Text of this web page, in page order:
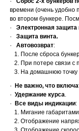
времени (очень удобно
во втором бункере.
· Электронная защита
· Защита винта.
· Автовозврат:
После сброса
При потере связи с
На домашнюю точку
·
Не важно, что
· Удержание курса.
·
Все виды индикации:
Мигание
Отображение